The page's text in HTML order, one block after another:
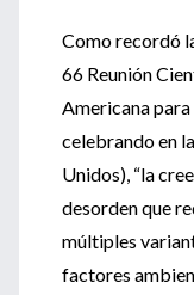
Como recordó
66 Reunión
Americana
celebrando en
Unidos), “la
desorden que
múltiples
factores